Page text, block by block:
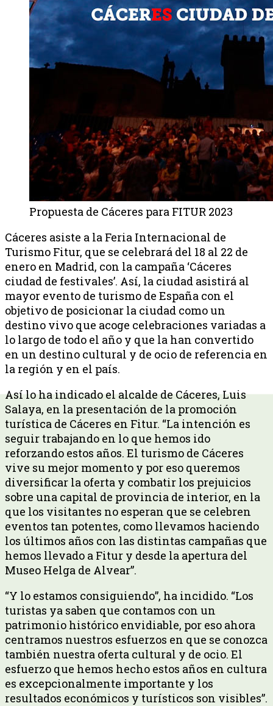
Propuesta de Cáceres para FITUR 2023
Cáceres asiste a la Feria Internacional de
Turismo Fitur, que se celebrará del 18 al 22 de
enero en Madrid, con la campaña ‘Cáceres
ciudad de festivales’. Así, la ciudad asistirá al
mayor evento de turismo de España con el
objetivo de posicionar la ciudad como un
destino vivo que acoge celebraciones variadas a
lo largo de todo el año y que la han convertido
en un destino cultural y de ocio de referencia en
la región y en el país.
Así lo ha indicado el alcalde de Cáceres, Luis
Salaya, en la presentación de la promoción
turística de Cáceres en Fitur. “La intención es
seguir trabajando en lo que hemos ido
reforzando estos años. El turismo de Cáceres
vive su mejor momento y por eso queremos
diversificar la oferta y combatir los prejuicios
sobre una capital de provincia de interior, en la
que los visitantes no esperan que se celebren
eventos tan potentes, como llevamos haciendo
los últimos años con las distintas campañas que
hemos llevado a Fitur y desde la apertura del
Museo Helga de Alvear”.
“Y lo estamos consiguiendo”, ha incidido. “Los
turistas ya saben que contamos con un
patrimonio histórico envidiable, por eso ahora
centramos nuestros esfuerzos en que se conozca
también nuestra oferta cultural y de ocio. El
esfuerzo que hemos hecho estos años en cultura
es excepcionalmente importante y los
resultados económicos y turísticos son visibles”.